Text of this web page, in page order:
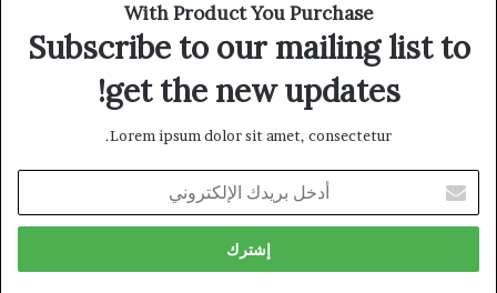
With Product You Purchase
Subscribe to our mailing list to
get the new updates!
Lorem ipsum dolor sit amet, consectetur.
بريدك
الإلكتروني